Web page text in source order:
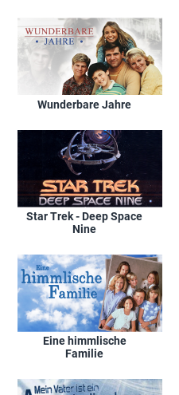
Wunderbare Jahre
Star Trek - Deep Space
Nine
Eine himmlische
Familie